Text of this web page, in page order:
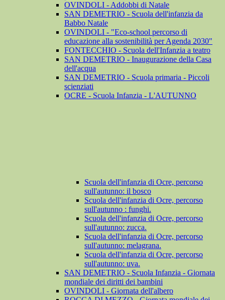
OVINDOLI - Addobbi di Natale
SAN DEMETRIO - Scuola dell'infanzia da
Babbo Natale
OVINDOLI - "Eco-school percorso di
educazione alla sostenibilità per Agenda 2030"
FONTECCHIO - Scuola dell'Infanzia a teatro
SAN DEMETRIO - Inaugurazione della Casa
dell'acqua
SAN DEMETRIO - Scuola primaria - Piccoli
scienziati
OCRE - Scuola Infanzia - L'AUTUNNO
Scuola dell'infanzia di Ocre, percorso
sull'autunno: il bosco
Scuola dell'infanzia di Ocre, percorso
sull'autunno : funghi.
Scuola dell'infanzia di Ocre, percorso
sull'autunno: zucca.
Scuola dell'infanzia di Ocre, percorso
sull'autunno: melagrana.
Scuola dell'infanzia di Ocre, percorso
sull'autunno: uva.
SAN DEMETRIO - Scuola Infanzia - Giornata
mondiale dei diritti dei bambini
OVINDOLI - Giornata dell'albero